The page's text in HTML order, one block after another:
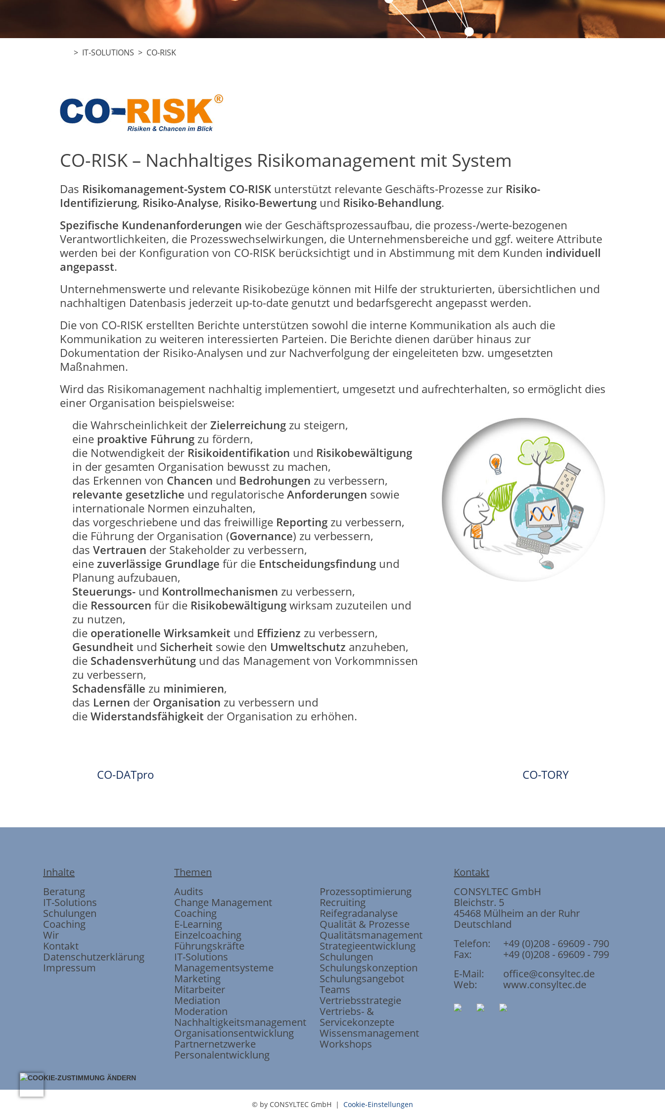
> IT-SOLUTIONS > CO-RISK
CO-RISK – Nachhaltiges Risikomanagement mit System
Das Risikomanagement-System CO-RISKunterstützt relevante Geschäfts-Prozesse zur Risiko-
Identifizierung, Risiko-Analyse, Risiko-Bewertungund Risiko-Behandlung.
Spezifische Kundenanforderungen wie der Geschäftsprozessaufbau, die prozess-/werte-bezogenen
Verantwortlichkeiten, die Prozesswechselwirkungen, die Unternehmensbereiche und ggf. weitere Attribute
werden bei der Konfiguration von CO-RISK berücksichtigt und in Abstimmung mit dem Kunden individuell
angepasst.
Unternehmenswerte und relevante Risikobezüge können mit Hilfe der strukturierten, übersichtlichen und
nachhaltigen Datenbasis jederzeit up-to-date genutzt und bedarfsgerecht angepasst werden.
Die von CO-RISK erstellten Berichte unterstützen sowohl die interne Kommunikation als auch die
Kommunikation zu weiteren interessierten Parteien. Die Berichte dienen darüber hinaus zur
Dokumentation der Risiko-Analysen und zur Nachverfolgung der eingeleiteten bzw. umgesetzten
Maßnahmen.
Wird das Risikomanagement nachhaltig implementiert, umgesetzt und aufrechterhalten, so ermöglicht dies
einer Organisation beispielsweise:
die Wahrscheinlichkeit der Zielerreichungzu steigern,
eine proaktive Führung zu fördern,
die Notwendigkeit der Risikoidentifikation und Risikobewältigung
in der gesamten Organisation bewusst zu machen,
das Erkennen von Chancen und Bedrohungen zu verbessern,
relevante gesetzliche und regulatorische Anforderungen sowie
internationale Normen einzuhalten,
das vorgeschriebene und das freiwillige Reportingzu verbessern,
die Führung der Organisation (Governance) zu verbessern,
das Vertrauen der Stakeholder zu verbessern,
eine zuverlässige Grundlage für die Entscheidungsfindungund
Planung aufzubauen,
Steuerungs-und Kontrollmechanismen zu verbessern,
die Ressourcen für die Risikobewältigungwirksam zuzuteilen und
zu nutzen,
die operationelle Wirksamkeit und Effizienz zu verbessern,
Gesundheit und Sicherheit sowie den Umweltschutz anzuheben,
die Schadensverhütungund das Management von Vorkommnissen
zu verbessern,
Schadensfälle zu minimieren,
das Lernen der Organisation zu verbessern und
die Widerstandsfähigkeit der Organisation zu erhöhen.
CO-DATpro CO-TORY
Inhalte
Beratung
IT-Solutions
Schulungen
Coaching
Wir
Kontakt
Datenschutzerklärung
Impressum
Themen
Audits
Change Management
Coaching
E-Learning
Einzelcoaching
Führungskräfte
IT-Solutions
Managementsysteme
Marketing
Mitarbeiter
Mediation
Moderation
Nachhaltigkeitsmanagement
Organisationsentwicklung
Partnernetzwerke
Personalentwicklung
Prozessoptimierung
Recruiting
Reifegradanalyse
Qualität & Prozesse
Qualitätsmanagement
Strategieentwicklung
Schulungen
Schulungskonzeption
Schulungsangebot
Teams
Vertriebsstrategie
Vertriebs- &
Servicekonzepte
Wissensmanagement
Workshops
Kontakt
CONSYLTEC GmbH
Bleichstr. 5
45468 Mülheim an der Ruhr
Deutschland
Telefon:
+49 (0)208 - 69609 - 790
Fax:
+49 (0)208 - 69609 - 799
E-Mail:
office@consyltec.de
Web:
www.consyltec.de
© by CONSYLTEC GmbH | Cookie-Einstellungen